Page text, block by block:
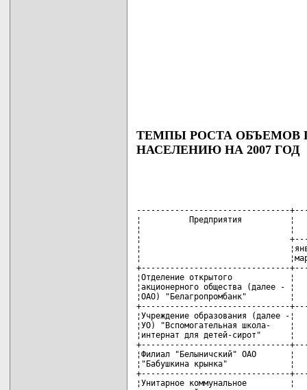
ТЕМПЫ РОСТА ОБЪЕМОВ
НАСЕЛЕНИЮ НА 2007 ГОД
--------------------------------+------------------------------------
¦          Предприятия          ¦      Поквартальные значения       ¦
¦                               ¦      показателей на 2007 год      ¦
¦                               +--------+--------+--------+--------+
¦                               ¦январь -¦январь -¦январь -¦январь -¦
¦                               ¦март    ¦июнь    ¦сентябрь¦декабрь ¦
+-------------------------------+--------+--------+--------+--------+
¦Отделение открытого            ¦   130  ¦   132  ¦   135  ¦   135  ¦
¦акционерного общества (далее - ¦        ¦        ¦        ¦        ¦
¦ОАО) "Белагропромбанк"         ¦        ¦        ¦        ¦        ¦
+-------------------------------+--------+--------+--------+--------+
¦Учреждение образования (далее -¦   105  ¦   106  ¦   108  ¦   108,5¦
¦УО) "Вспомогательная школа-    ¦        ¦        ¦        ¦        ¦
¦интернат для детей-сирот"      ¦        ¦        ¦        ¦        ¦
+-------------------------------+--------+--------+--------+--------+
¦Филиал "Белыничский" ОАО       ¦   106  ¦   107  ¦   108  ¦   108,5¦
¦"Бабушкина крынка"             ¦        ¦        ¦        ¦        ¦
+-------------------------------+--------+--------+--------+--------+
¦Унитарное коммунальное         ¦   106  ¦   107  ¦   108  ¦   108,5¦
¦сельскохозяйственное           ¦        ¦        ¦        ¦        ¦
¦предприятие (далее - УКСП)     ¦        ¦        ¦        ¦        ¦
¦"Совхоз "Падевичи"             ¦        ¦        ¦        ¦        ¦
+-------------------------------+--------+--------+--------+--------+
¦ОАО "Новая Друть"              ¦   106  ¦   107  ¦   108  ¦   108,5¦
+-------------------------------+--------+--------+--------+--------+
¦Ветеринарное санитарное        ¦   106  ¦   107  ¦   108  ¦   108,5¦
¦учреждение "Белыничская        ¦        ¦        ¦        ¦        ¦
¦районная ветеринарная станция" ¦        ¦        ¦        ¦        ¦
+-------------------------------+--------+--------+--------+--------+
¦УКСП "Совхоз "Искра"           ¦   106  ¦   107  ¦   108  ¦   108,5¦
+-------------------------------+--------+--------+--------+--------+
¦Государственное                ¦   106  ¦   107  ¦   108  ¦   108,5¦
¦лесохозяйственное учреждение   ¦        ¦        ¦        ¦        ¦
¦"Белыничский лесхоз"           ¦        ¦        ¦        ¦        ¦
+-------------------------------+--------+--------+--------+--------+
¦ОАО "Белыничиводхоз"           ¦   106  ¦   107  ¦   108  ¦   108,5¦
+-------------------------------+--------+--------+--------+--------+
¦ОАО "Райагропромтехснаб"       ¦   106  ¦   107  ¦   108  ¦   108,5¦
+-------------------------------+--------+--------+--------+--------+
¦Белыничское районное           ¦   106  ¦   107  ¦   108  ¦   108  ¦
¦потребительское общество       ¦        ¦        ¦        ¦        ¦
¦(далее - райпо)                ¦        ¦        ¦        ¦        ¦
+-------------------------------+--------+--------+--------+--------+
¦Учреждение здравоохранения     ¦   104  ¦   104  ¦   105  ¦   105  ¦
¦"Белыничская центральная       ¦        ¦        ¦        ¦        ¦
¦районная больница"             ¦        ¦        ¦        ¦        ¦
+-------------------------------+--------+--------+--------+--------+
¦Отдел образования Белыничского ¦   105  ¦   105  ¦   106  ¦   106  ¦
¦районного исполнительного      ¦        ¦        ¦        ¦        ¦
¦комитета (далее - райисполком) ¦        ¦        ¦        ¦        ¦
+-------------------------------+--------+--------+--------+--------+
¦Отдел по физкультуре, спорту и ¦   120  ¦   120  ¦   122  ¦   122  ¦
¦туризму райисполкома           ¦        ¦        ¦        ¦        ¦
+-------------------------------+--------+--------+--------+--------+
¦Отдел культуры райисполкома    ¦   108  ¦   108  ¦   109  ¦   109  ¦
+-------------------------------+--------+--------+--------+--------+
¦Учреждение "Редакция           ¦   107  ¦   107  ¦   108  ¦   108,5¦
¦Белыничской районной газеты    ¦        ¦        ¦        ¦        ¦
¦"Зара над Друццю"              ¦        ¦        ¦        ¦        ¦
+-------------------------------+--------+--------+--------+--------+
¦УО "Белыничское государственное¦   107  ¦   107  ¦   108  ¦   108,5¦
¦профессионально-техническое    ¦        ¦        ¦        ¦        ¦
¦училище N 217"                 ¦        ¦        ¦        ¦        ¦
+-------------------------------+--------+--------+--------+--------+
¦Белыничское унитарное          ¦   112  ¦   112  ¦   114  ¦   114,9¦
¦коммунальное дочернее          ¦        ¦        ¦        ¦        ¦
¦предприятие (далее - БУКДП)    ¦        ¦        ¦        ¦        ¦
¦"Топсбыт"                      ¦        ¦        ¦        ¦        ¦
+-------------------------------+--------+--------+--------+--------+
¦Район газоснабжения            ¦   103  ¦   103  ¦   103  ¦   103  ¦
+-------------------------------+--------+--------+--------+--------+